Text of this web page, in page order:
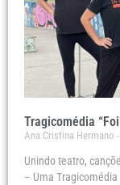
Tragicomédia
Ana Cristina Hermano
Unindo teatro,
– Uma